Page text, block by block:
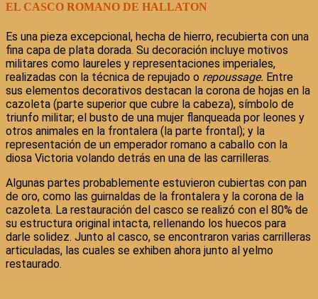
EL CASCO ROMANO DE HALLATON
Es una pieza excepcional, hecha de hierro, recubierta con una
fina capa de plata dorada. Su decoración incluye motivos
militares como laureles y representaciones imperiales,
realizadas con la técnica de repujado o repoussage. Entre
sus elementos decorativos destacan la corona de hojas en la
cazoleta (parte superior que cubre la cabeza), símbolo de
triunfo militar; el busto de una mujer flanqueada por leones y
otros animales en la frontalera (la parte frontal); y la
representación de un emperador romano a caballo con la
diosa Victoria volando detrás en una de las carrilleras.
Algunas partes probablemente estuvieron cubiertas con pan
de oro, como las guirnaldas de la frontalera y la corona de la
cazoleta. La restauración del casco se realizó con el 80% de
su estructura original intacta, rellenando los huecos para
darle solidez. Junto al casco, se encontraron varias carrilleras
articuladas, las cuales se exhiben ahora junto al yelmo
restaurado.